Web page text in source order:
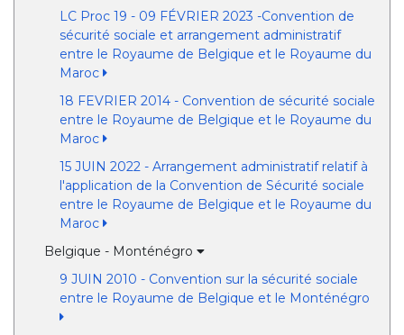
LC Proc 19 - 09 FÉVRIER 2023 -Convention de
sécurité sociale et arrangement administratif
entre le Royaume de Belgique et le Royaume du
Maroc
18 FEVRIER 2014 - Convention de sécurité sociale
entre le Royaume de Belgique et le Royaume du
Maroc
15 JUIN 2022 - Arrangement administratif relatif à
l'application de la Convention de Sécurité sociale
entre le Royaume de Belgique et le Royaume du
Maroc
Belgique - Monténégro
9 JUIN 2010 - Convention sur la sécurité sociale
entre le Royaume de Belgique et le Monténégro